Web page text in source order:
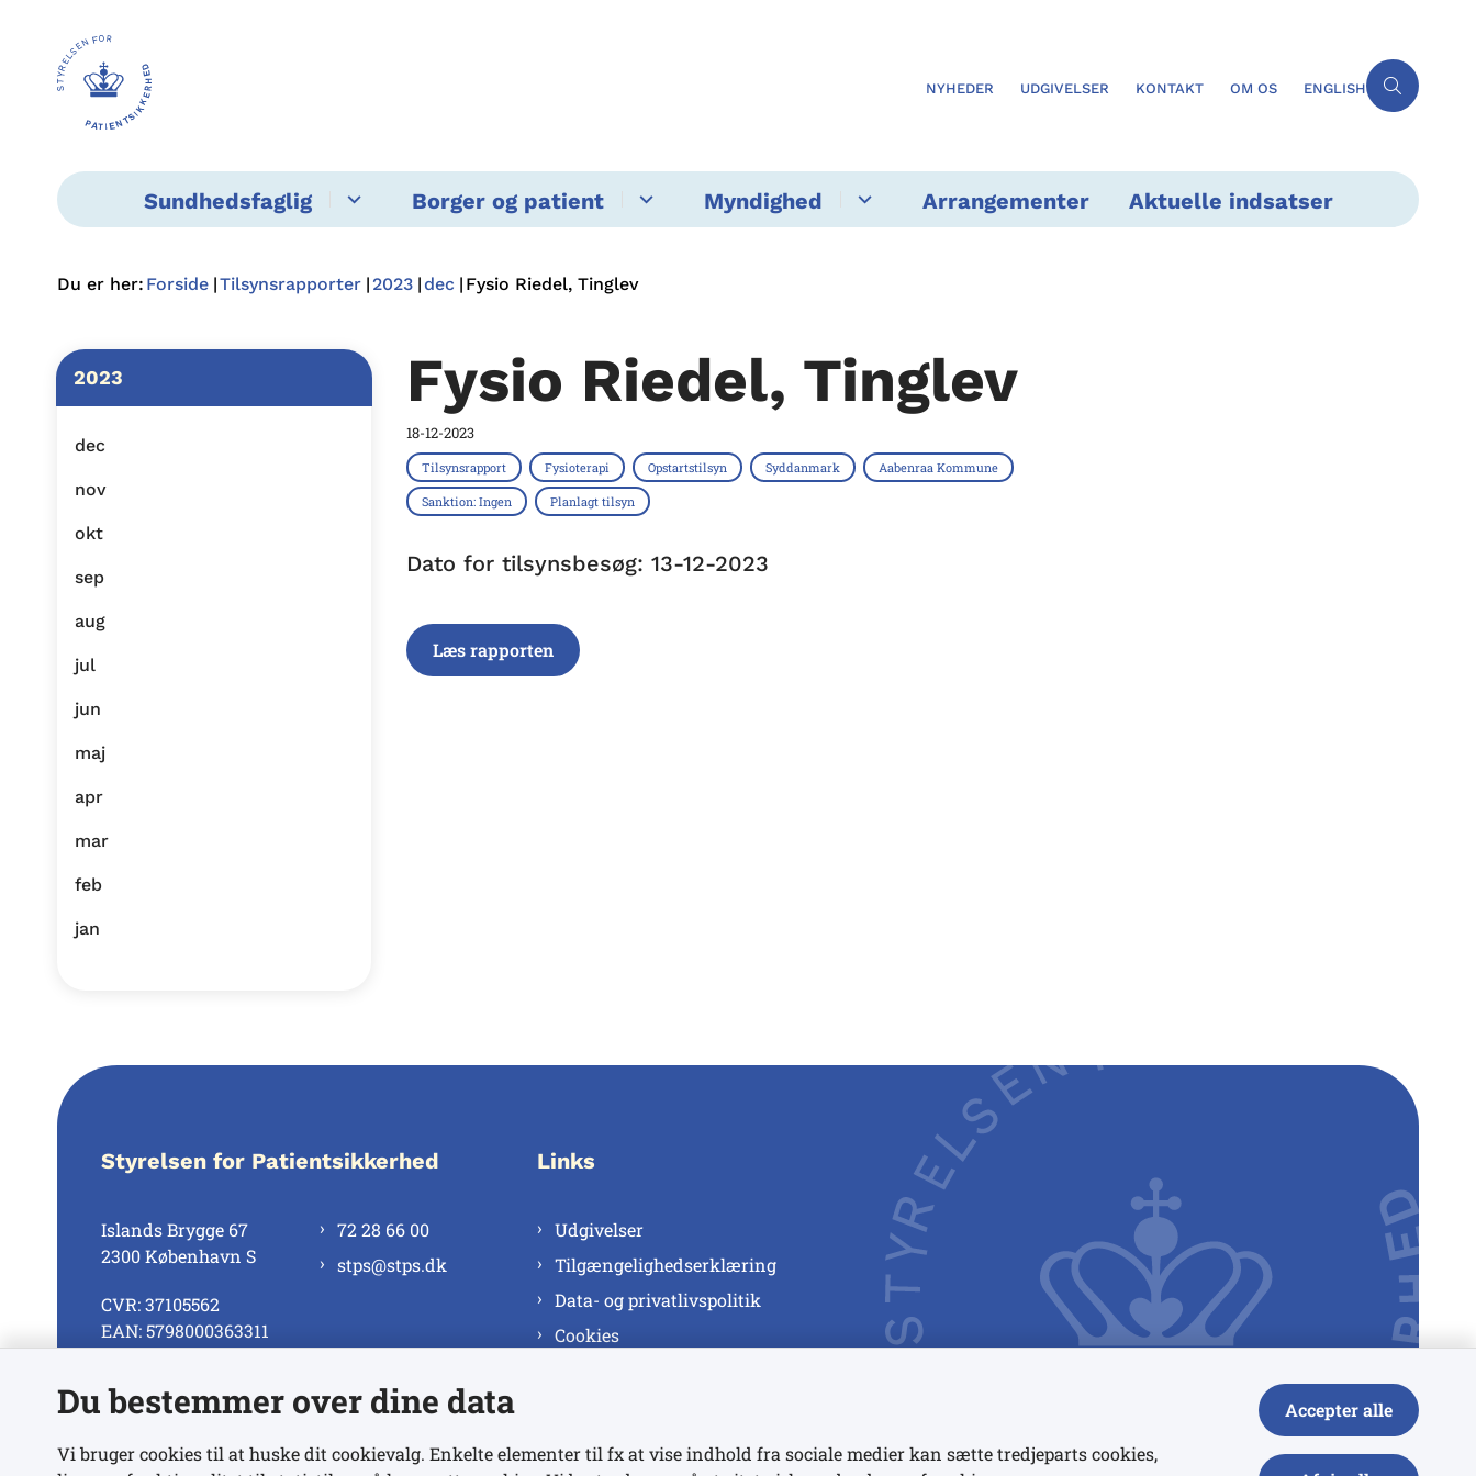
NYHEDER UDGIVELSER KONTAKT OM OS ENGLISH
Sundhedsfaglig Borger og patient Myndighed Arrangementer Aktuelle indsatser
Du er her: Forside Tilsynsrapporter 2023 dec Fysio Riedel, Tinglev
2023
dec
nov
okt
sep
aug
jul
jun
maj
apr
mar
feb
jan
Fysio Riedel, Tinglev
18-12-2023
Tilsynsrapport Fysioterapi Opstartstilsyn Syddanmark Aabenraa Kommune
Sanktion: Ingen Planlagt tilsyn
Dato for tilsynsbesøg: 13-12-2023
Læs rapporten
Styrelsen for Patientsikkerhed
Islands Brygge 67
2300 København S
CVR: 37105562
EAN: 5798000363311
72 28 66 00
stps@stps.dk
Se alle kontaktnumre
Links
Udgivelser
Tilgængelighedserklæring
Data- og privatlivspolitik
Cookies
Du bestemmer over dine data
Vi bruger cookies til at huske dit cookievalg. Enkelte elementer til fx at vise indhold fra sociale medier kan sætte tredjeparts cookies,
Accepter alle